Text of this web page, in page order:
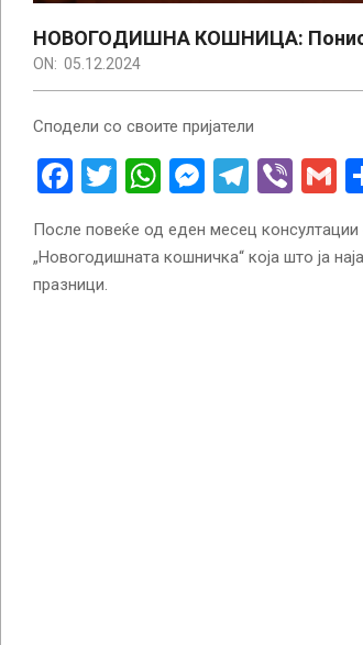
НОВОГОДИШНА КОШНИЦА:
ON: 05.12.2024
Сподели со своите пријатели
Facebook
Twitter
WhatsApp
После повеќе од еден месец консултации
„Новогодишната кошничка“ која што ја
празници.